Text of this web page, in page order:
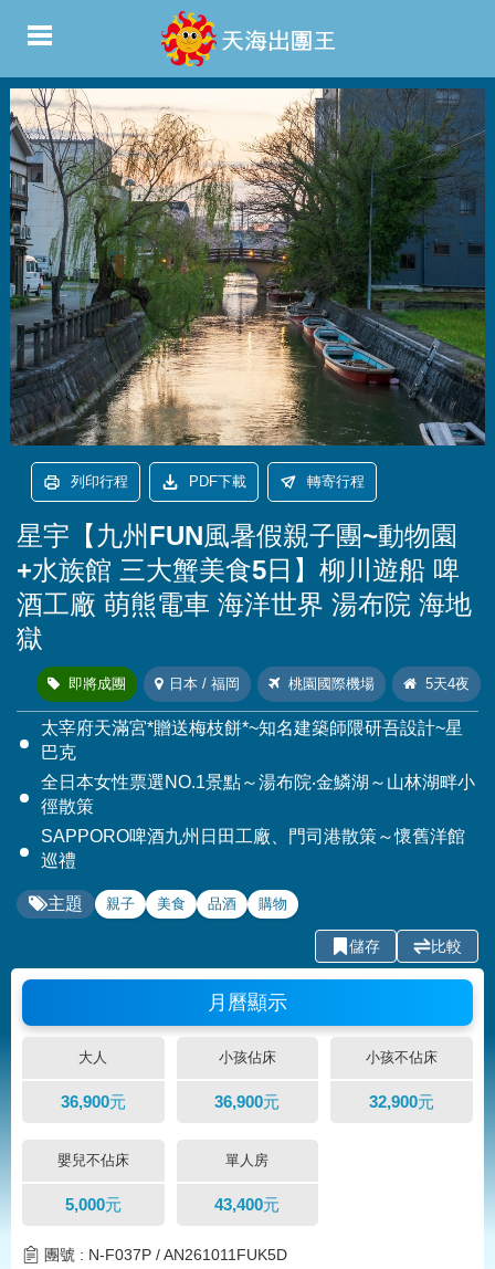
列印行程 PDF下載 轉寄行程
星宇【九州FUN風暑假親子團~動物園
+水族館 三大蟹美食5日】柳川遊船 啤
酒工廠 萌熊電車 海洋世界 湯布院 海地
獄
即將成團 日本 / 福岡 桃園國際機場 5天4夜
太宰府天滿宮*贈送梅枝餅*~知名建築師隈研吾設計~星
巴克
全日本女性票選NO.1景點～湯布院‧金鱗湖～山林湖畔小
徑散策
SAPPORO啤酒九州日田工廠、門司港散策～懷舊洋館
巡禮
主題 親子 美食 品酒 購物
儲存 比較
月曆顯示
大人 小孩佔床 小孩不佔床
36,900元 36,900元 32,900元
嬰兒不佔床 單人房
5,000元 43,400元
團號 : N-F037P / AN261011FUK5D